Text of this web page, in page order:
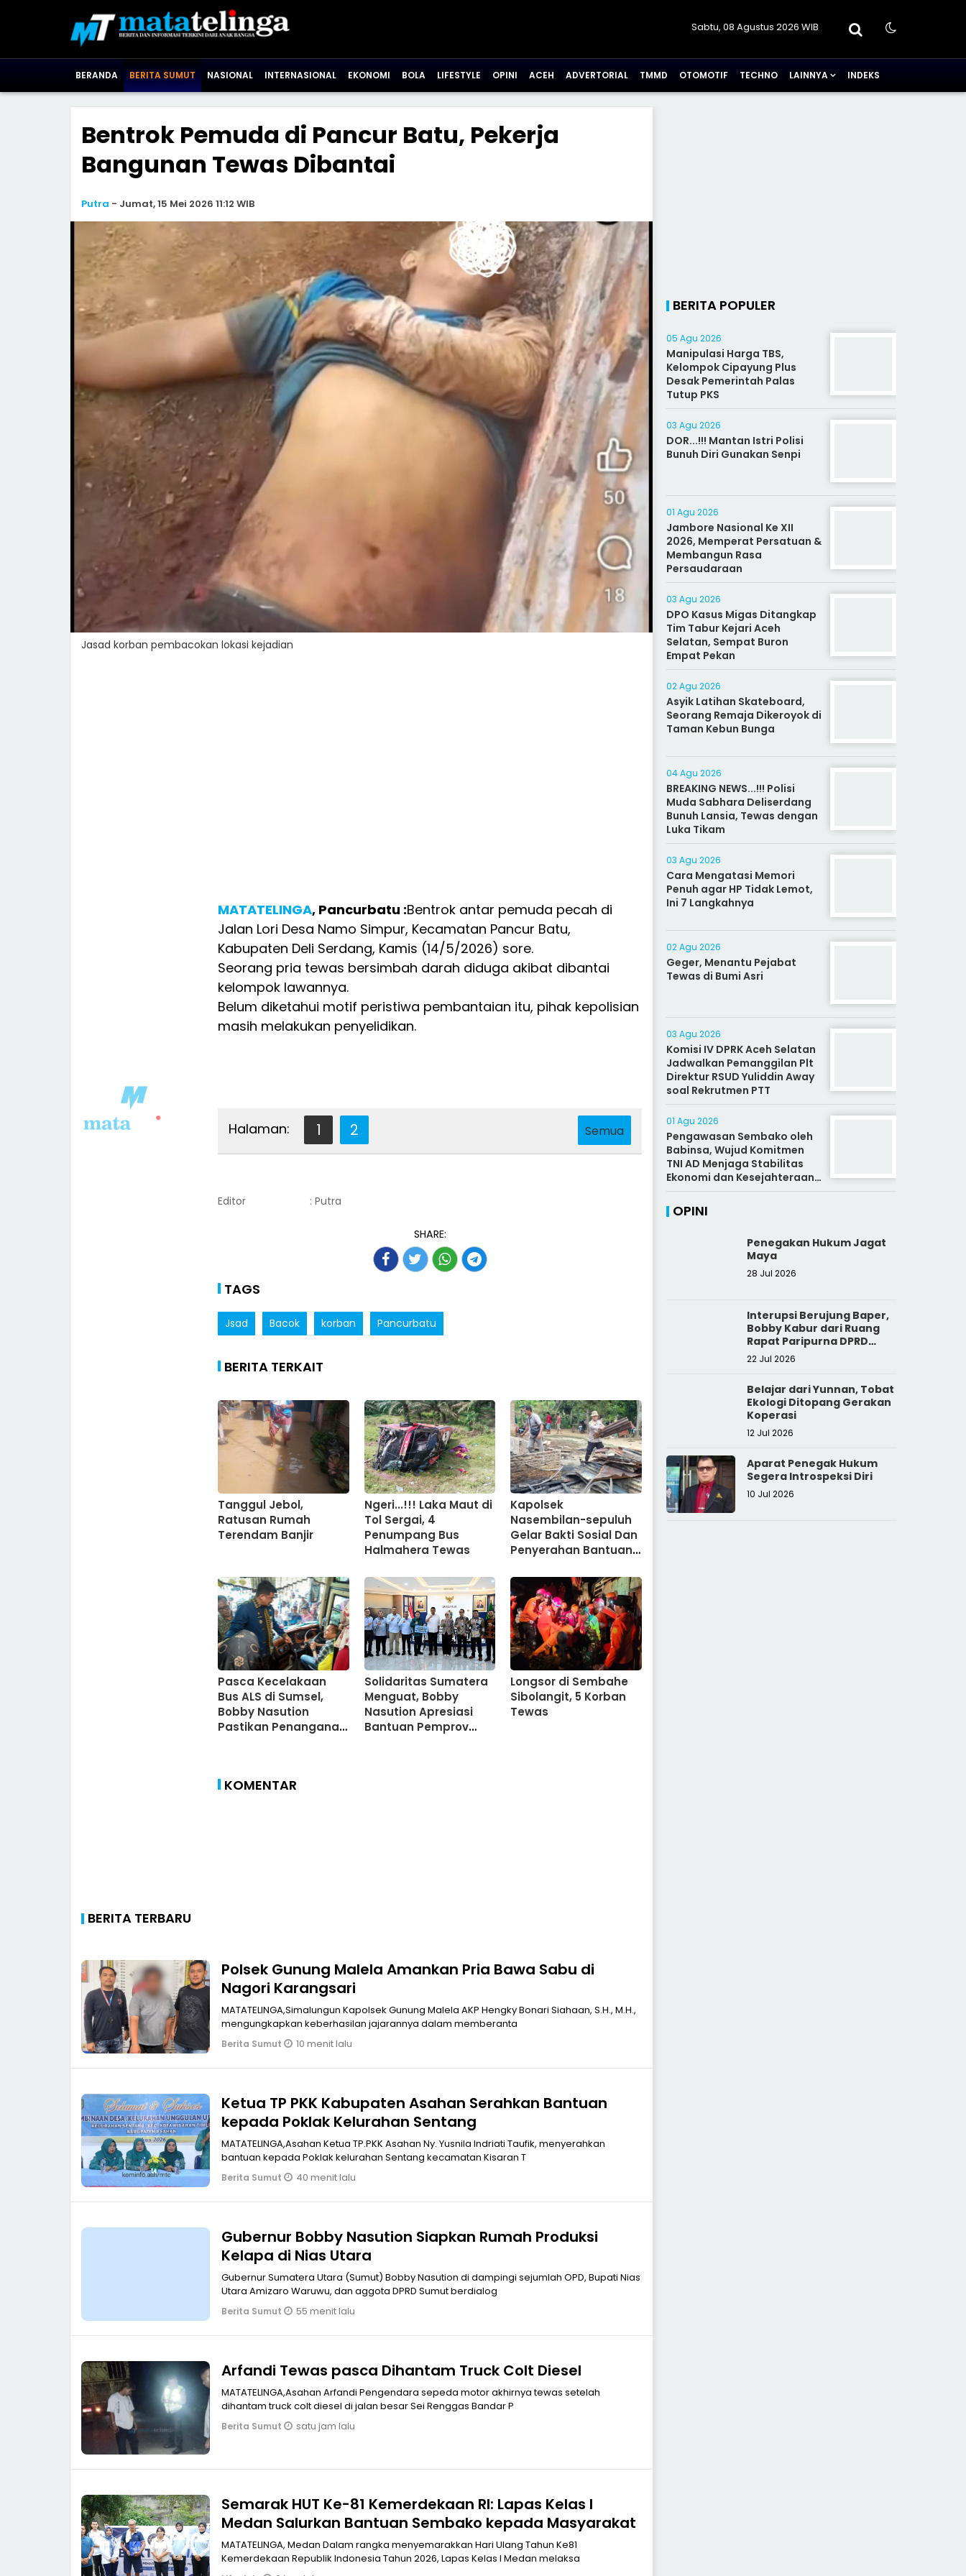
Sabtu, 08 Agustus 2026 WIB
BERANDA BERITA SUMUT NASIONAL INTERNASIONAL EKONOMI BOLA LIFESTYLE OPINI ACEH ADVERTORIAL TMMD OTOMOTIF TECHNO LAINNYA INDEKS
Bentrok Pemuda di Pancur Batu, Pekerja
Bangunan Tewas Dibantai
Putra - Jumat, 15 Mei 2026 11:12 WIB
Jasad korban pembacokan lokasi kejadian
MATATELINGA, Pancurbatu :Bentrok antar pemuda pecah di
Jalan Lori Desa Namo Simpur, Kecamatan Pancur Batu,
Kabupaten Deli Serdang, Kamis (14/5/2026) sore.
Seorang pria tewas bersimbah darah diduga akibat dibantai
kelompok lawannya.
Belum diketahui motif peristiwa pembantaian itu, pihak kepolisian
masih melakukan penyelidikan.
Halaman: 1 2 Semua
Editor : Putra
SHARE:
TAGS
Jsad Bacok korban Pancurbatu
BERITA TERKAIT
Tanggul Jebol,
Ratusan Rumah
Terendam Banjir
Ngeri...!!! Laka Maut di
Tol Sergai, 4
Penumpang Bus
Halmahera Tewas
Kapolsek
Nasembilan-sepuluh
Gelar Bakti Sosial Dan
Penyerahan Bantuan
Kebakaran Di Desa
Batu Tunggal
Pasca Kecelakaan
Bus ALS di Sumsel,
Bobby Nasution
Pastikan Penanganan
Solidaritas Sumatera
Menguat, Bobby
Nasution Apresiasi
Bantuan Pemprov
Longsor di Sembahe
Sibolangit, 5 Korban
Tewas
KOMENTAR
BERITA TERBARU
Polsek Gunung Malela Amankan Pria Bawa Sabu di
Nagori Karangsari
MATATELINGA,Simalungun Kapolsek Gunung Malela AKP Hengky Bonari Siahaan, S.H., M.H.,
mengungkapkan keberhasilan jajarannya dalam memberanta
Berita Sumut 10 menit lalu
Ketua TP PKK Kabupaten Asahan Serahkan Bantuan
kepada Poklak Kelurahan Sentang
MATATELINGA,Asahan Ketua TP.PKK Asahan Ny. Yusnila Indriati Taufik, menyerahkan
bantuan kepada Poklak kelurahan Sentang kecamatan Kisaran T
Berita Sumut 40 menit lalu
Gubernur Bobby Nasution Siapkan Rumah Produksi
Kelapa di Nias Utara
Gubernur Sumatera Utara (Sumut) Bobby Nasution di dampingi sejumlah OPD, Bupati Nias
Utara Amizaro Waruwu, dan aggota DPRD Sumut berdialog
Berita Sumut 55 menit lalu
Arfandi Tewas pasca Dihantam Truck Colt Diesel
MATATELINGA,Asahan Arfandi Pengendara sepeda motor akhirnya tewas setelah
dihantam truck colt diesel di jalan besar Sei Renggas Bandar P
Berita Sumut satu jam lalu
Semarak HUT Ke-81 Kemerdekaan RI: Lapas Kelas I
Medan Salurkan Bantuan Sembako kepada Masyarakat
MATATELINGA, Medan Dalam rangka menyemarakkan Hari Ulang Tahun Ke81
Kemerdekaan Republik Indonesia Tahun 2026, Lapas Kelas I Medan melaksa
BERITA POPULER
05 Agu 2026
Manipulasi Harga TBS,
Kelompok Cipayung Plus
Desak Pemerintah Palas
Tutup PKS
03 Agu 2026
DOR...!!! Mantan Istri Polisi
Bunuh Diri Gunakan Senpi
01 Agu 2026
Jambore Nasional Ke XII
2026, Memperat Persatuan &
Membangun Rasa
Persaudaraan
03 Agu 2026
DPO Kasus Migas Ditangkap
Tim Tabur Kejari Aceh
Selatan, Sempat Buron
Empat Pekan
02 Agu 2026
Asyik Latihan Skateboard,
Seorang Remaja Dikeroyok di
Taman Kebun Bunga
04 Agu 2026
BREAKING NEWS...!!! Polisi
Muda Sabhara Deliserdang
Bunuh Lansia, Tewas dengan
Luka Tikam
03 Agu 2026
Cara Mengatasi Memori
Penuh agar HP Tidak Lemot,
Ini 7 Langkahnya
02 Agu 2026
Geger, Menantu Pejabat
Tewas di Bumi Asri
03 Agu 2026
Komisi IV DPRK Aceh Selatan
Jadwalkan Pemanggilan Plt
Direktur RSUD Yuliddin Away
soal Rekrutmen PTT
01 Agu 2026
Pengawasan Sembako oleh
Babinsa, Wujud Komitmen
TNI AD Menjaga Stabilitas
Ekonomi dan Kesejahteraan
Rakyat
OPINI
Penegakan Hukum Jagat
Maya
28 Jul 2026
Interupsi Berujung Baper,
Bobby Kabur dari Ruang
Rapat Paripurna DPRD
Sumut
22 Jul 2026
Belajar dari Yunnan, Tobat
Ekologi Ditopang Gerakan
Koperasi
12 Jul 2026
Aparat Penegak Hukum
Segera Introspeksi Diri
10 Jul 2026